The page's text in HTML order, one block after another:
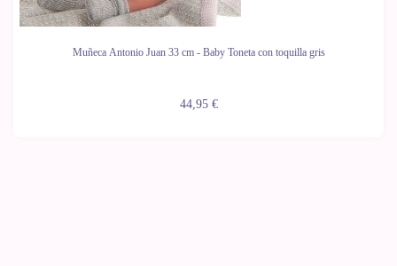
Muñeca Antonio Juan 33 cm - Baby Toneta con toquilla gris
44,95 €